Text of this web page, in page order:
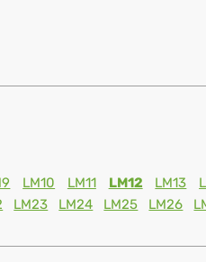
LM10 LM11 LM12 LM13
LM23 LM24 LM25 LM26